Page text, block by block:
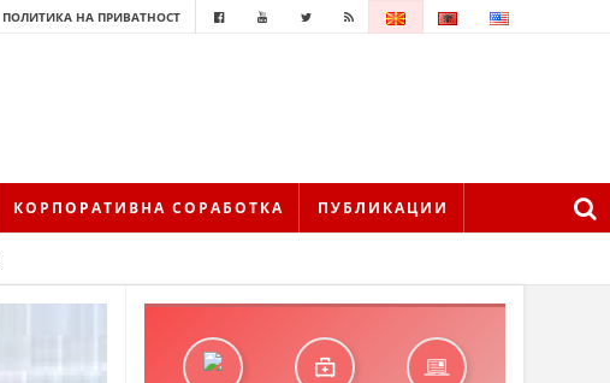
ПОЛИТИКА НА ПРИВАТНОСТ
КОРПОРАТИВНА СОРАБОТКА ПУБЛИКАЦИИ